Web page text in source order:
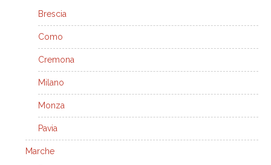
Brescia
Como
Cremona
Milano
Monza
Pavia
Marche